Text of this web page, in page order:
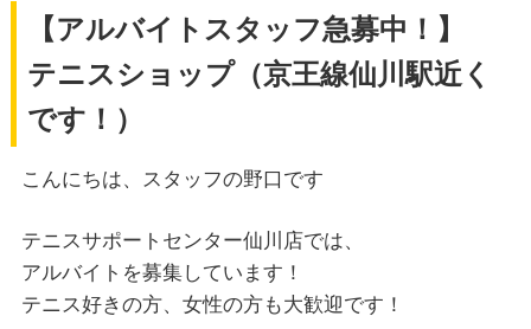
【アルバイトスタッフ急募中！】
テニスショップ（京王線仙川駅近く
です！）
こんにちは、スタッフの野口です
テニスサポートセンター仙川店では、
アルバイトを募集しています！
テニス好きの方、女性の方も大歓迎です！